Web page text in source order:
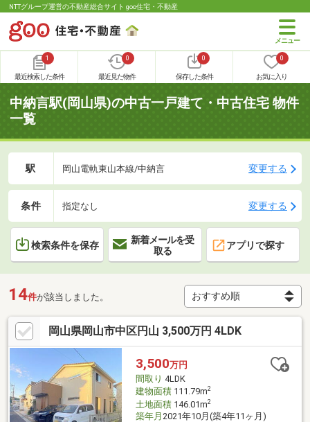
NTTグループ運営の不動産総合サイト goo住宅・不動産
1
最近検索した条件
0
最近見た物件
0
保存した条件
0
お気に入り
中納言駅(岡山県)の中古一戸建て・中古住宅 物件
一覧
駅 岡山電軌東山本線/中納言 変更する
条件 指定なし 変更する
検索条件を保存
新着メールを受
取る
アプリで探す
14件が該当しました。
岡山県岡山市中区円山 3,500万円 4LDK
3,500万円
間取り 4LDK
建物面積111.79m2
土地面積146.01m2
築年月 2021年10月(築4年11ヶ月)